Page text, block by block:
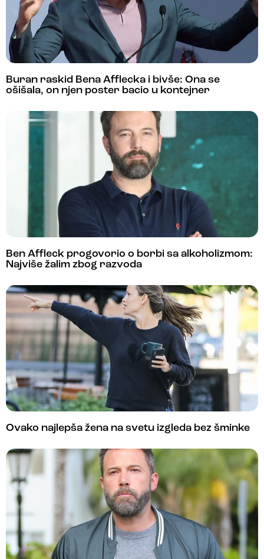
Buran raskid Bena Afflecka i bivše: Ona se
ošišala, on njen poster bacio u kontejner
Ben Affleck progovorio o borbi sa alkoholizmom:
Najviše žalim zbog razvoda
Ovako najlepša žena na svetu izgleda bez šminke